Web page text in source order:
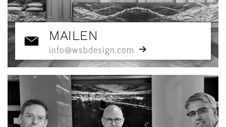
MAILEN
info@wsbdesign.com